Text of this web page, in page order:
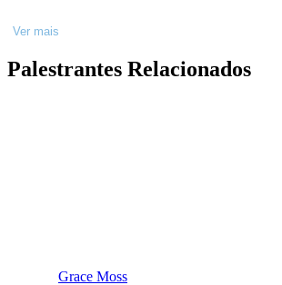
Universidade Federal do Paraná. Trabalhou
organismos internacionais da ONU; em
Socioambiental. Na academia, pesquisa os
Ver mais
Palestrantes Relacionados
Grace Moss